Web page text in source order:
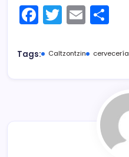
F
a
c
T
w
itt
E
m
ai m
ar
tir
Tags: Caltzontzin cervecería